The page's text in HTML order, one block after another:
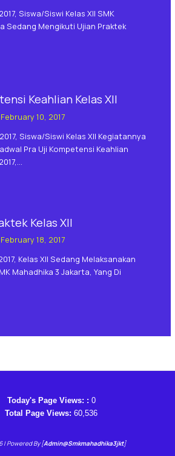
Siswa/siswi Kelas XII SMK
Sedang Mengikuti Ujian Praktek
Keahlian Kelas XII
February 10, 2017
Siswa/siswi Kelas XII Kegiatannya
Pra Uji Kompetensi Keahlian
Kelas XII
February 18, 2017
Kelas XII Sedang Melaksanakan
Mahadhika 3 Jakarta, Yang Di
Today's Page Views: : 0
Total Page Views: 60,536
| Powered By [Admin@smkmahadhika3jkt]